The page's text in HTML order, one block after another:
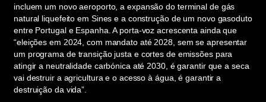
incluem um novo aeroporto, a expansão do terminal de gás
natural liquefeito em Sines e a construção de um novo gasoduto
entre Portugal e Espanha. A porta-voz acrescenta ainda que
“eleições em 2024, com mandato até 2028, sem se apresentar
um programa de transição justa e cortes de emissões para
atingir a neutralidade carbónica até 2030, é garantir que a seca
vai destruir a agricultura e o acesso à água, é garantir a
destruição da vida”.